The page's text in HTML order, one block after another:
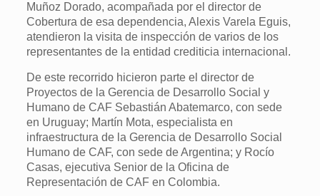
Muñoz Dorado, acompañada por el director de
Cobertura de esa dependencia, Alexis Varela Eguis,
atendieron la visita de inspección de varios de los
representantes de la entidad crediticia internacional.
De este recorrido hicieron parte el director de
Proyectos de la Gerencia de Desarrollo Social y
Humano de CAF Sebastián Abatemarco, con sede
en Uruguay; Martín Mota, especialista en
infraestructura de la Gerencia de Desarrollo Social
Humano de CAF, con sede de Argentina; y Rocío
Casas, ejecutiva Senior de la Oficina de
Representación de CAF en Colombia.